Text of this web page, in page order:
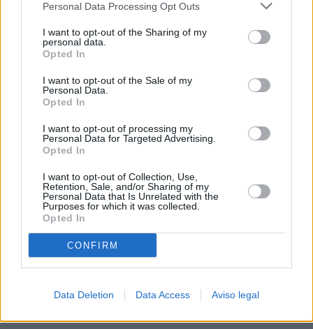
negar su consentimiento. Tenga en cuenta que algún
de su consentimiento, pero usted tiene el derecho de
rechazar tal procesamiento. Sus preferencias se aplicarán
cualquier momento entrando de nuevo en este sitio web o
visitando nuestra política de privacidad.
Personal Data Processing Opt Outs
I want to opt-out of the Sharing of my
personal data.
Opted In
I want to opt-out of the Sale of my
Personal Data.
Opted In
I want to opt-out of processing my
Personal Data for Targeted Advertising.
Opted In
I want to opt-out of Collection, Use,
Retention, Sale, and/or Sharing of my
Personal Data that Is Unrelated with the
Purposes for which it was collected.
Opted In
CONFIRM
Data Deletion Data Access Aviso legal